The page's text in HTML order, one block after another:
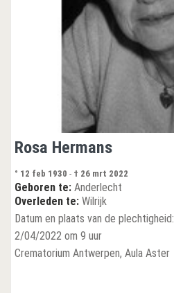
Rosa Hermans
° 12 feb 1930 - † 26 mrt 2022
Geboren te: Anderlecht
Overleden te: Wilrijk
Datum en plaats van de plechtigheid:
2/04/2022 om 9 uur
Crematorium Antwerpen, Aula Aster